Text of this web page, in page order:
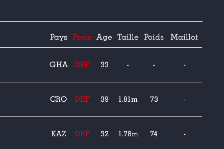
Pays Poste Age Taille Poids Maillot
GHA DEF 33 - - -
CRO DEF 39 1.81m 73 -
KAZ DEF 32 1.78m 74 -